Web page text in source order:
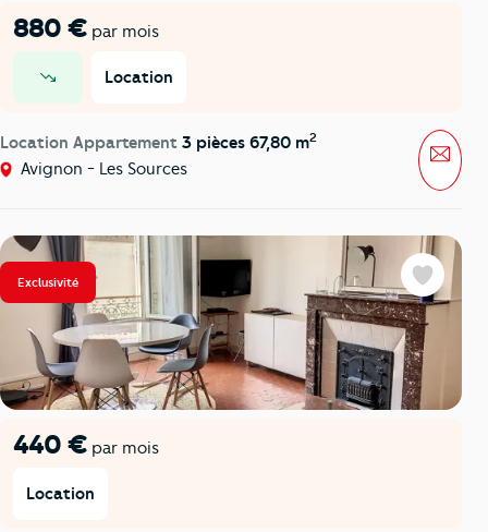
880 € par mois
Location
Location Appartement 3 pièces 67,80 m2
Avignon - Les Sources
Exclusivité
440 € par mois
Location
Favoris